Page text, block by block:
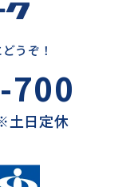
うぞ！
700
土日定休